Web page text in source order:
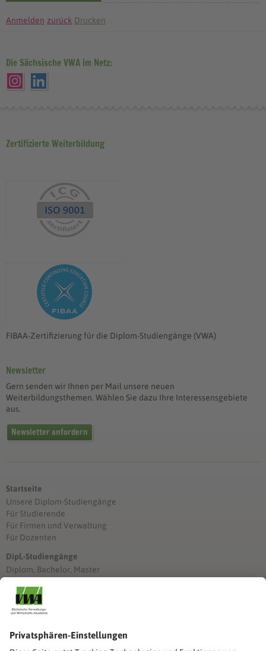
Anmelden zurück Drucken
Die Sächsische VWA im Netz:
Zertifizierte Weiterbildung
FIBAA-Zertifizierung für die Diplom-Studiengänge (VWA)
Newsletter
Gern senden wir Ihnen per Mail unsere neuen
Weiterbildungsthemen. Wählen Sie dazu Ihre Interessensgebiete
aus.
Newsletter anfordern
Startseite
Unsere Diplom-Studiengänge
Für Studierende
Für Firmen und Verwaltung
Für Dozenten
Dipl.-Studiengänge
Diplom, Bachelor, Master
Stimmen unserer Absolventinnen und Absolventen
Stimmen unserer Absolventinnen und Absolventen